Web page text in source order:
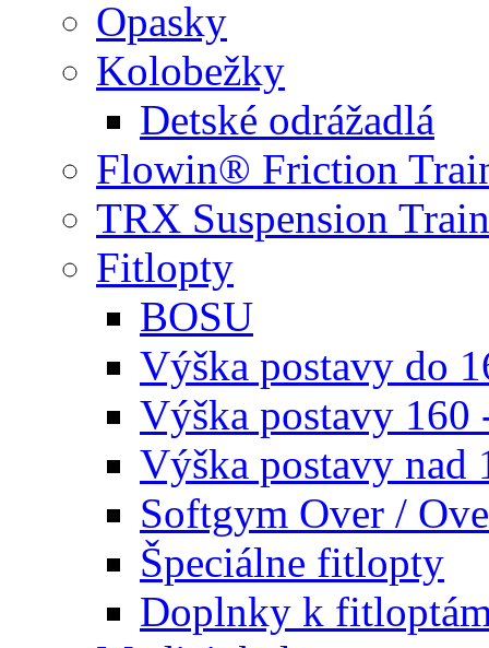
Opasky
Kolobežky
Detské odrážadlá
Flowin® Friction
TRX Suspension
Fitlopty
BOSU
Výška postavy do
Výška postavy 160
Výška postavy nad
Softgym Over /
Špeciálne fitlopty
Doplnky k